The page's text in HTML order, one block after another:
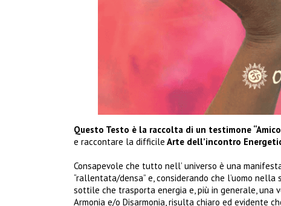
Questo Testo è la raccolta di un testimone
e raccontare la difficile Arte dell’incontro
Consapevole che tutto nell’ universo è una
“rallentata/densa” e, considerando che l’uomo nella
sottile che trasporta energia e, più in generale,
Armonia e/o Disarmonia, risulta chiaro ed evidente